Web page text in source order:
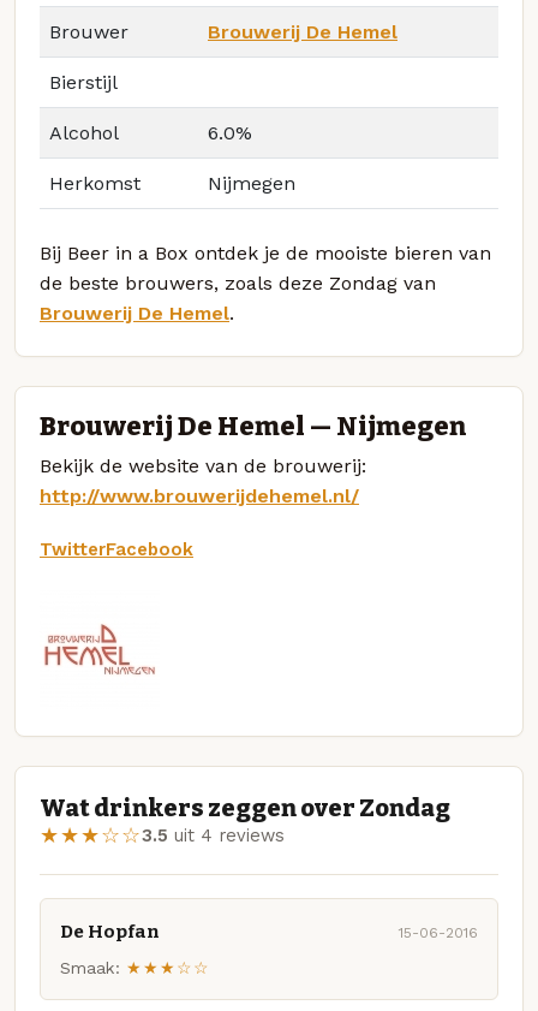
Brouwer Brouwerij De Hemel
Bierstijl
Alcohol 6.0%
Herkomst Nijmegen
Bij Beer in a Box ontdek je de mooiste bieren van
de beste brouwers, zoals deze Zondag van
Brouwerij De Hemel.
Brouwerij De Hemel — Nijmegen
Bekijk de website van de brouwerij:
http://www.brouwerijdehemel.nl/
TwitterFacebook
Wat drinkers zeggen over Zondag
★★★☆☆3.5 uit 4 reviews
De Hopfan 15-06-2016
Smaak: ★★★☆☆